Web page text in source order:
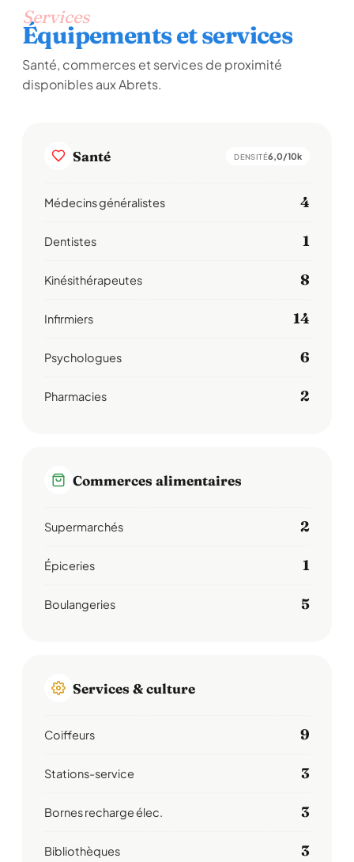
Services
Équipements et services
Santé, commerces et services de proximité
disponibles aux Abrets.
Santé DENSITÉ6,0/10k
Médecins généralistes 4
Dentistes 1
Kinésithérapeutes 8
Infirmiers 14
Psychologues 6
Pharmacies 2
Commerces alimentaires
Supermarchés 2
Épiceries 1
Boulangeries 5
Services & culture
Coiffeurs 9
Stations-service 3
Bornes recharge élec. 3
Bibliothèques 3